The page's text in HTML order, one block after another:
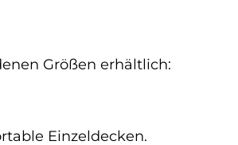
Größen erhältlich:
Einzeldecken.